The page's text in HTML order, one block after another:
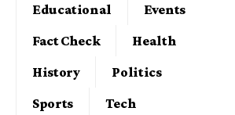
Educational
Events
Fact Check
Health
History
Politics
Sports
Tech